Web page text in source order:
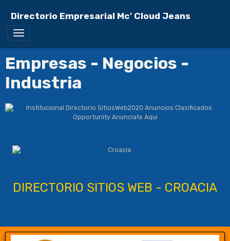
Directorio Empresarial Mc' Cloud Jeans
Empresas - Negocios -
Industria
DIRECTORIO SITIOS WEB - CROACIA